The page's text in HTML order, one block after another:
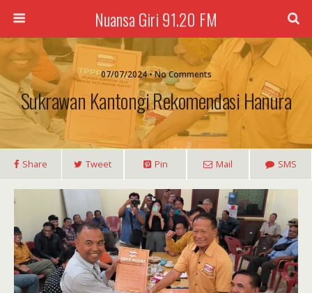
Nuansa Giri 91.20 FM
07/07/2024 • No Comments
Sukrawan Kantongi Rekomendasi Hanura
Share Tweet Pin Mail SMS